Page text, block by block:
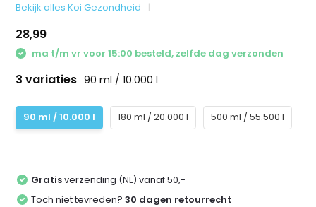
Bekijk alles Koi Gezondheid
28,99
ma t/m vr voor 15:00 besteld, zelfde dag verzonden
3 variaties 90 ml / 10.000 l
90 ml / 10.000 l 180 ml / 20.000 l 500 ml / 55.500 l
Gratisverzending (NL) vanaf 50,-
Toch niet tevreden?30 dagen retourrecht